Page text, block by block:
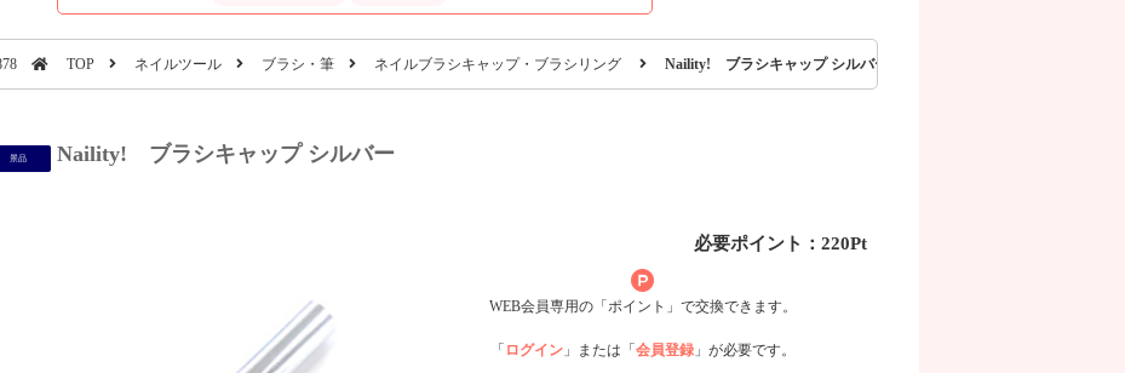
TOP ネイルツール ブラシ・筆 ネイルブラシキャップ・ブラシリング Naility! ブラシキャップ シルバー
景品 Naility! ブラシキャップ シルバー
必要ポイント：220Pt
WEB会員専用の「ポイント」で交換できます。
「 ログイン」または「 会員登録」が必要です。